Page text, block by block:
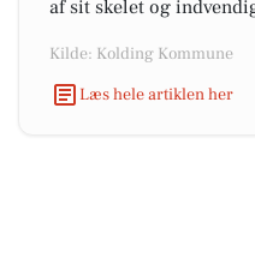
af sit skelet og
Kilde: Kolding Kommune
Læs hele artiklen her